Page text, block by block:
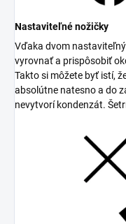
Nastaviteľné nožičky
Vďaka dvom
vyrovnať a prispôsobiť
Takto si môžete byť istí,
absolútne natesno a do
nevytvorí kondenzát.